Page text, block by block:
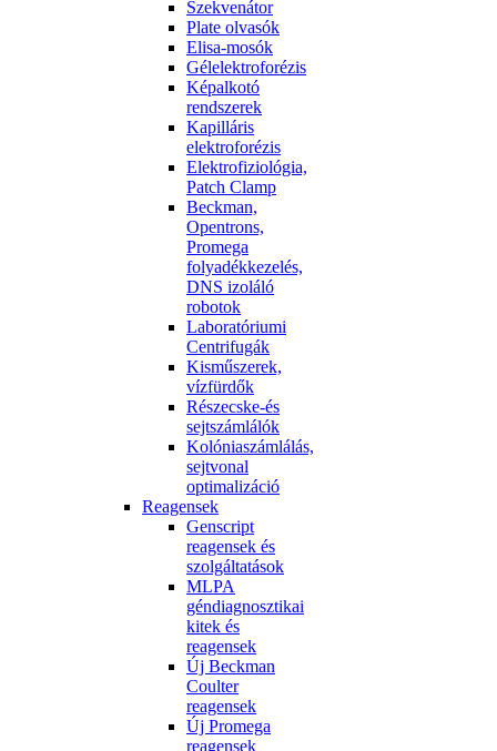
Szekvenátor
Plate olvasók
Elisa-mosók
Gélelektroforézis
Képalkotó
rendszerek
Kapilláris
elektroforézis
Elektrofiziológia,
Patch Clamp
Beckman,
Opentrons,
Promega
folyadékkezelés,
DNS izoláló
robotok
Laboratóriumi
Centrifugák
Kisműszerek,
vízfürdők
Részecske-és
sejtszámlálók
Kolóniaszámlálás,
sejtvonal
optimalizáció
Reagensek
Genscript
reagensek és
szolgáltatások
MLPA
géndiagnosztikai
kitek és
reagensek
Új Beckman
Coulter
reagensek
Új Promega
reagensek